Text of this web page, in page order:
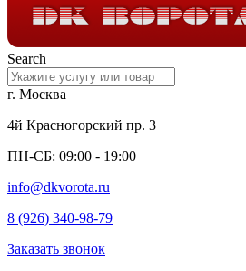
Search
г. Москва
4й Красногорский пр. 3
ПН-СБ: 09:00 - 19:00
info@dkvorota.ru
8 (926) 340-98-79
Заказать звонок